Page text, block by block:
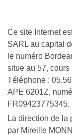
Ce site Internet
SARL au capital
le numéro
situe au 57,
Téléphone :
APE 6201Z,
FR09423775345.
La direction de la
par Mireille